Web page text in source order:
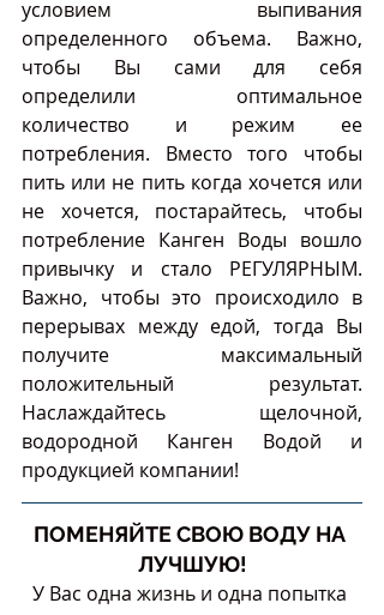
условием выпивания
определенного объема. Важно,
чтобы Вы сами для себя
определили оптимальное
количество и режим ее
потребления. Вместо того чтобы
пить или не пить когда хочется или
не хочется, постарайтесь, чтобы
потребление Канген Воды вошло
привычку и стало РЕГУЛЯРНЫМ.
Важно, чтобы это происходило в
перерывах между едой, тогда Вы
получите максимальный
положительный результат.
Наслаждайтесь щелочной,
водородной Канген Водой и
продукцией компании!
ПОМЕНЯЙТЕ СВОЮ ВОДУ НА
ЛУЧШУЮ!
У Вас одна жизнь и одна попытка